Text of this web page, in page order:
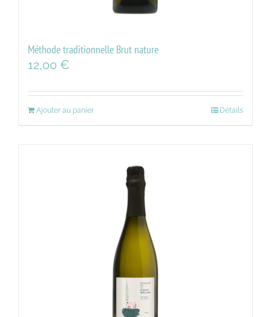
Méthode traditionnelle Brut nature
12,00 €
Ajouter au panier Détails